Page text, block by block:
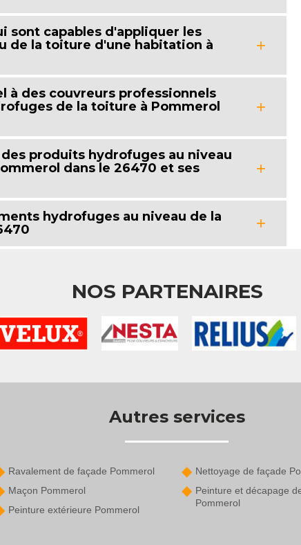
sont capables d'appliquer les
de la toiture d'une habitation à
à des couvreurs professionnels
de la toiture à Pommerol
produits hydrofuges au niveau
dans le 26470 et ses
hydrofuges au niveau de la
NOS PARTENAIRES
Autres services
Ravalement de façade Pommerol
Maçon Pommerol
Peinture extérieure Pommerol
Nettoyage de façade
Peinture et décapage
Pommerol